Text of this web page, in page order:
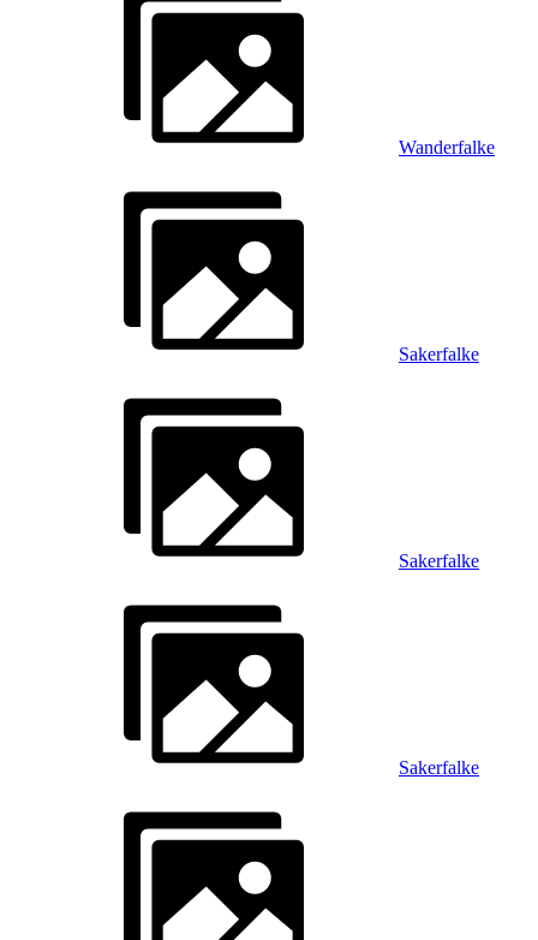
Wanderfalke
Sakerfalke
Sakerfalke
Sakerfalke